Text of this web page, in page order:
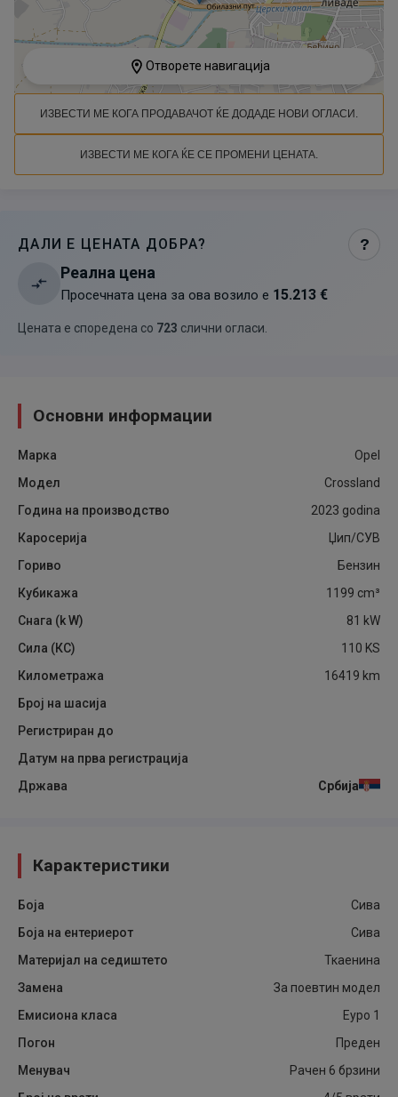
Отворете навигација
ИЗВЕСТИ МЕ КОГА ПРОДАВАЧОТ ЌЕ ДОДАДЕ НОВИ ОГЛАСИ.
ИЗВЕСТИ МЕ КОГА ЌЕ СЕ ПРОМЕНИ ЦЕНАТА.
ДАЛИ Е ЦЕНАТА ДОБРА? ?
Реална цена
Просечната цена за ова возило е 15.213 €
Цената е споредена со 723 слични огласи
Основни информации
Марка
Opel
Модел
Crossland
Година на производство
2023 godina
Каросерија
Џип/СУВ
Гориво
Бензин
Кубикажа
1199 cm³
Снага (k W)
81 kW
Сила (КС)
110 KS
Километража
16419 km
Број на шасија
Регистриран до
Датум на прва регистрација
Држава
Србија
Карактеристики
Боја
Сива
Боја на ентериерот
Сива
Материјал на седиштето
Ткаенина
Замена
За поевтин модел
Емисиона класа
Еуро 1
Погон
Преден
Менувач
Рачен 6 брзини